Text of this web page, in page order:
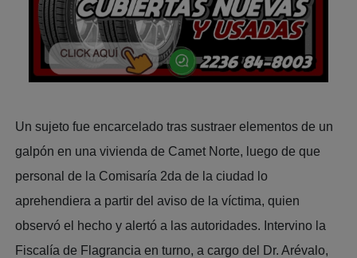
Un sujeto fue encarcelado tras sustraer elementos de un
galpón en una vivienda de Camet Norte, luego de que
personal de la Comisaría 2da de la ciudad lo
aprehendiera a partir del aviso de la víctima, quien
observó el hecho y alertó a las autoridades. Intervino la
Fiscalía de Flagrancia en turno, a cargo del Dr. Arévalo,